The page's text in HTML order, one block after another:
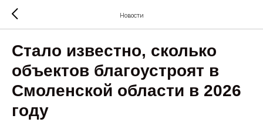
Новости
Стало известно, сколько
объектов благоустроят в
Смоленской области в 2026
году